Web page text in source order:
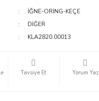
İĞNE-ORİNG-KEÇE
DİĞER
KLA2820.00013
Tavsiye Et Yorum Yaz